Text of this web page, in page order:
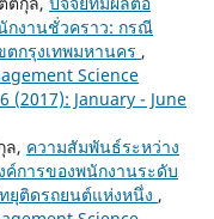
กงานชั่วคราว: กรณี
กรุงเทพมหานคร ,
Science
(2017): January - June
ล, ความสัมพันธ์ระหว่าง
ค์การของพนักงานระดับ
ยุติดรถยนต์แห่งหนึ่ง ,